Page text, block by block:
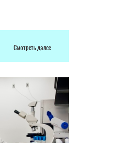
Смотреть далее